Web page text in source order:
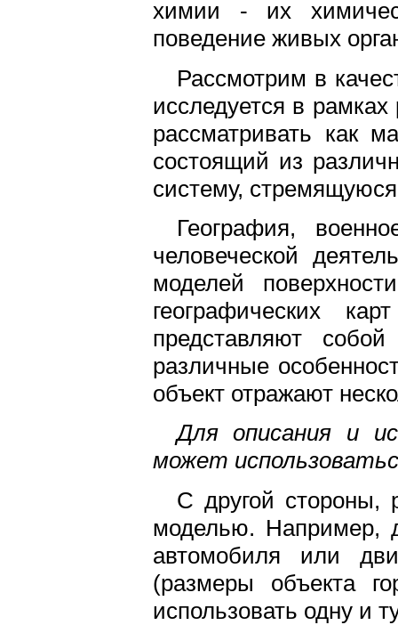
химии - их
поведение живых
Рассмотрим в
исследуется в
рассматривать как
состоящий из
систему,
География,
человеческой
моделей
географических
представляют
различные
объект отражают
Для описания и
может
С другой стороны,
моделью. Например,
автомобиля или
(размеры объекта
использовать одну и